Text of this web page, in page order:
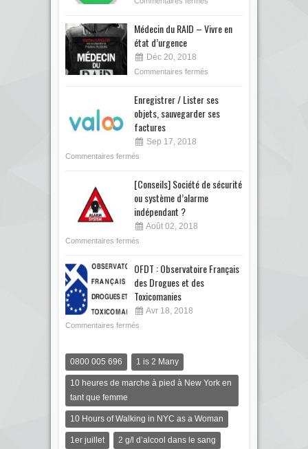
Médecin du RAID – Vivre en
état d’urgence
Déc 20, 2018
Commentaires fermés
Enregistrer / Lister ses
objets, sauvegarder ses
factures
Sep 17, 2018
Commentaires fermés
[Conseils] Société de sécurité
ou système d’alarme
indépendant ?
Août 02, 2018
Commentaires fermés
OFDT : Observatoire Français
des Drogues et des
Toxicomanies
Avr 18, 2018
Commentaires fermés
0800 005 696 1 is 2 Many
10 heures de marche à pied à New York en
tant que femme
10 Hours of Walking in NYC as a Woman
1er juillet 2 g/l d’alcool dans le sang